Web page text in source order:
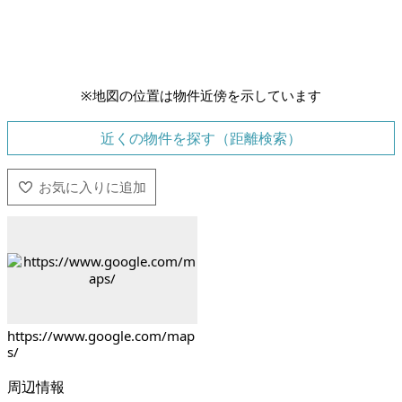
※地図の位置は物件近傍を示しています
近くの物件を探す（距離検索）
https://www.google.com/map
s/
周辺情報